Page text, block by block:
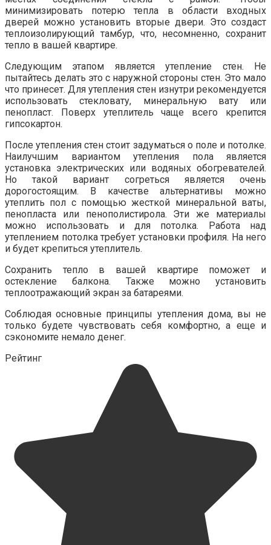
минимизировать потерю тепла в области входных
дверей можно установить вторые двери. Это создаст
теплоизолирующий тамбур, что, несомненно, сохранит
тепло в вашей квартире.
Следующим этапом является утепление стен. Не
пытайтесь делать это с наружной стороны стен. Это мало
что принесет. Для утепления стен изнутри рекомендуется
использовать стекловату, минеральную вату или
пенопласт. Поверх утеплитель чаще всего крепится
гипсокартон.
После утепления стен стоит задуматься о поле и потолке.
Наилучшим вариантом утепления пола является
установка электрических или водяных обогревателей.
Но такой вариант согреться является очень
дорогостоящим. В качестве альтернативы можно
утеплить пол с помощью жесткой минеральной ваты,
пенопласта или пенополистирола. Эти же материалы
можно использовать и для потолка. Работа над
утеплением потолка требует установки профиля. На него
и будет крепиться утеплитель.
Сохранить тепло в вашей квартире поможет и
остекление балкона. Также можно установить
теплоотражающий экран за батареями.
Соблюдая основные принципы утепления дома, вы не
только будете чувствовать себя комфортно, а еще и
сэкономите немало денег.
Рейтинг